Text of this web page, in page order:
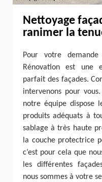
Nettoyage
ranimer la
Pour votre
Rénovation est une
parfait des façades.
intervenons pour
notre équipe dispose
produits adéquats à
sablage à très haute
la couche protectrice
c’est pour cela que
les différentes
nous sommes à votre